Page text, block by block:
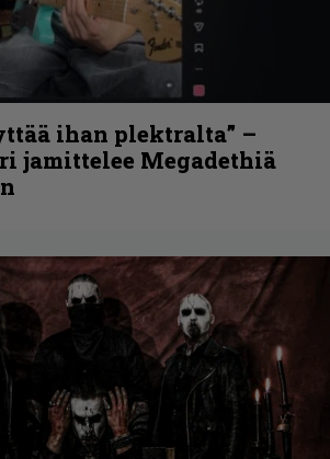
ihan plektralta” –
jamittelee Megadethiä